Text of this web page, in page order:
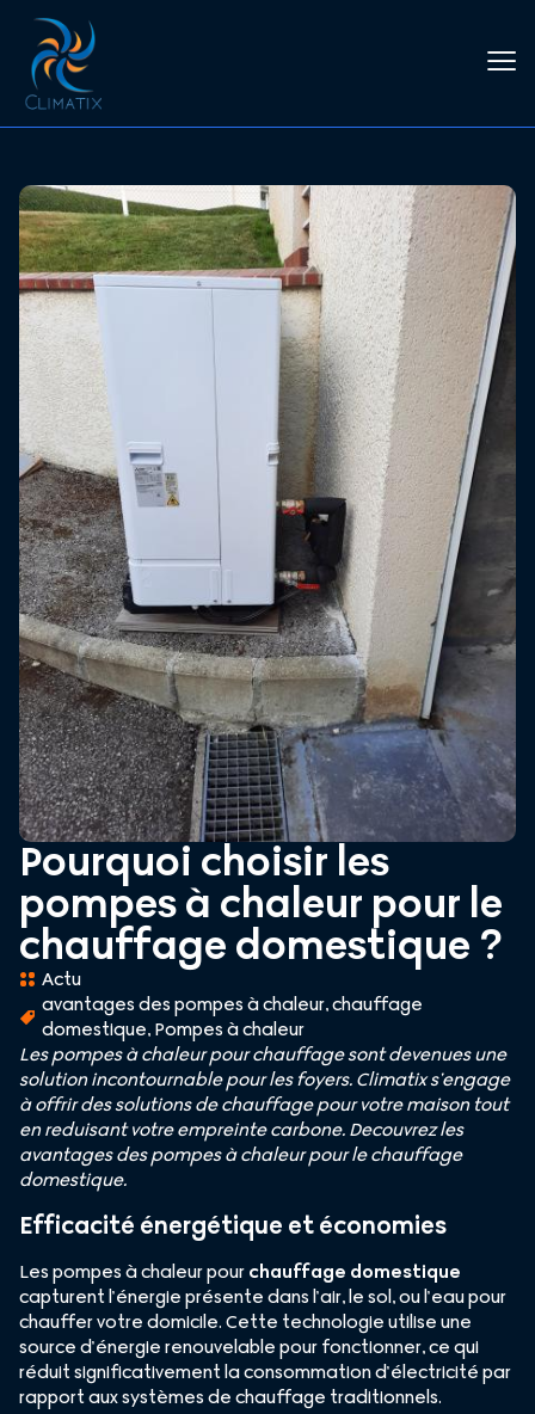
Pourquoi choisir les
pompes à chaleur pour le
chauffage domestique ?
Actu
avantages des pompes à chaleur,chauffage
domestique,Pompes à chaleur
Les pompes à chaleur pour chauffage sont devenues une
solution incontournable pour les foyers. Climatix s’engage
à offrir des solutions de chauffage pour votre maison tout
en reduisant votre empreinte carbone. Decouvrez les
avantages des pompes à chaleur pour le chauffage
domestique.
Efficacité énergétique et économies
Les pompes à chaleur pourchauffage domestique
capturent l’énergie présente dans l’air, le sol, ou l’eau pour
chauffer votre domicile. Cette technologie utilise une
source d’énergie renouvelable pour fonctionner, ce qui
réduit significativement la consommation d’électricité par
rapport aux systèmes de chauffage traditionnels.